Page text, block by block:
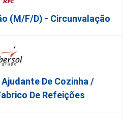
(m/f/d) - Circunvalação
De Cozinha /
De Refeições